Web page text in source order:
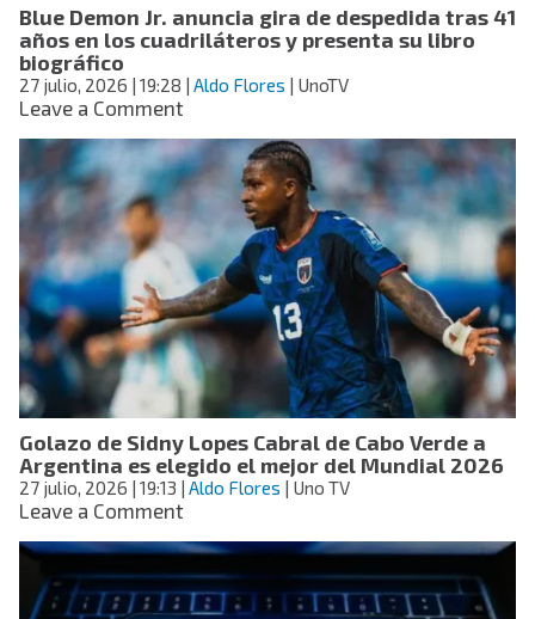
a
Pirlo
la
salida
de
Maldini
Blue Demon Jr. anuncia gira de despedida tras 41
años en los cuadriláteros y presenta su libro
biográfico
27 julio, 2026 | 19:28 Aldo Flores | UnoTV
Leave a Commenton
Demon
Jr.
anuncia
gira
de
despedida
tras
41
años
en
los
cuadriláteros
y
presenta
su
libro
biográfico
Golazo de Sidny Lopes Cabral de Cabo Verde a
Argentina es elegido el mejor del Mundial 2026
27 julio, 2026 | 19:13 Aldo Flores | Uno TV
Leave a Commenton
de
Sidny
Lopes